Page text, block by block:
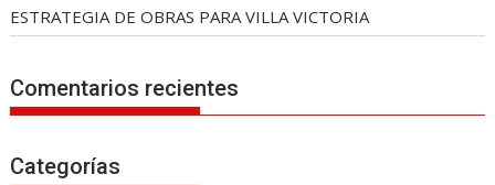
ESTRATEGIA DE OBRAS PARA VILLA VICTORIA
Comentarios recientes
Categorías